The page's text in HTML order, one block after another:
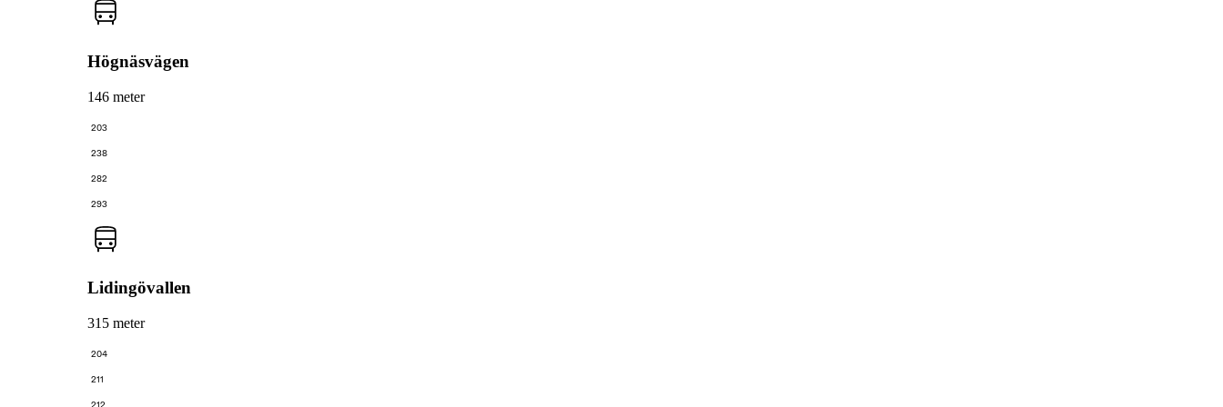
Högnäsvägen
146 meter
203
238
282
293
Lidingövallen
315 meter
204
211